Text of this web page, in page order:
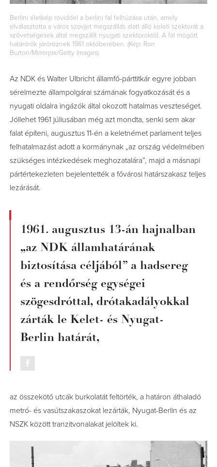
Berlini életkép röviddel a berlini fal felhúzása után, amely
elválasztotta a város szovjet megszállás alatt álló keleti szektorát a
szövetségesek által megszállt nyugati szektoroktól. A fal mögött
határőrök járőröznek 1961 októberében. (Kép: Ron
Burton/Mirrorpix/Getty Images)
Az NDK és Walter Ulbricht államfő-párttitkár egyre jobban
sérelmezte állampolgárai számának fogyatkozását és a
nyugati oldalra ingázók által okozott hatalmas veszteséget.
Jóllehet 1961 júliusában még azt mondta, senki sem akar
falat építeni, augusztus 11-én a keletnémet parlament teljes
felhatalmazást adott a kormánynak „az ország védelmében
szükséges intézkedések meghozatalára”, majd a másnapi
pártértekezleten bejelentették a fővárosi határszakasz teljes
lezárását.
1961. augusztus 13-án hajnalban
„az NDK államhatárának
biztosítása céljából” a hadsereg
és a rendőrség egységei
szögesdróttal, drótakadályokkal
zárták le Kelet- és Nyugat-
Berlin határát,
az összekötő utcák burkolatát feltörték, a határon áthaladó
metró- és vasútszakaszokat lezárták, Nyugat-Berlin és az
NSZK között tranzitvonalakat jelöltek ki.